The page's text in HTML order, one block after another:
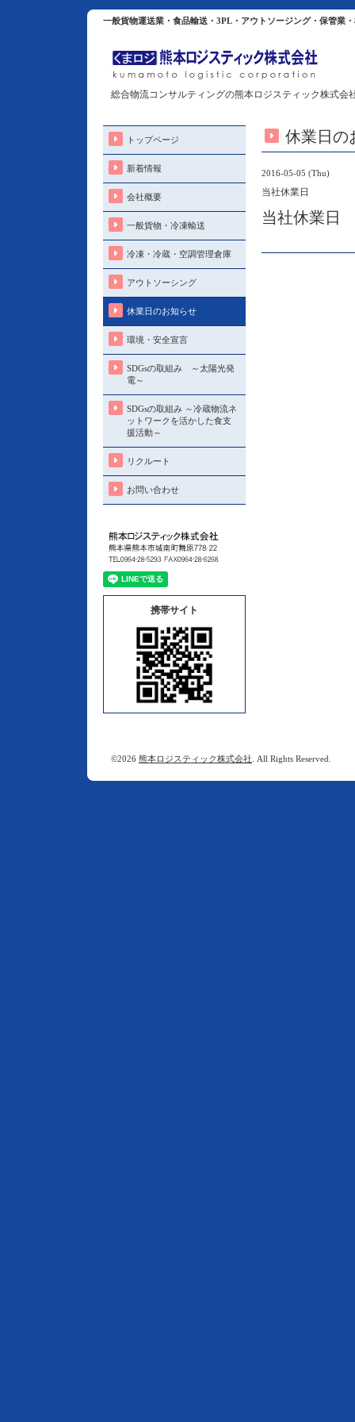
一般貨物運送業・食品輸送・3PL・アウトソージング・保管業
総合物流コンサルティングの熊本ロジスティック株式会
休業日の
2016-05-05 (Thu)
当社休業日
当社休業日
トップページ
新着情報
会社概要
一般貨物・冷凍輸送
冷凍・冷蔵・空調管理倉庫
アウトソーシング
休業日のお知らせ
環境・安全宣言
SDGsの取組み ～太陽光発
電～
SDGsの取組み ～冷蔵物流ネ
ットワークを活かした食支
援活動～
リクルート
お問い合わせ
携帯サイト
©2026 熊本ロジスティック株式会社 . All Rights Reserved.